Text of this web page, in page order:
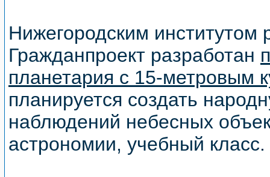
Нижегородским институтом
Гражданпроект разработан
планетария с 15-метровым
планируется создать
наблюдений небесных
астрономии, учебный класс.